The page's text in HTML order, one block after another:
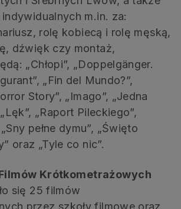
m.in. za:
rolę kobiecą i rolę męską,
dźwięk czy montaż,
„Chłopi”, „Doppelgänger.
„Fin del Mundo?”,
Story”, „Imago”, „Jedna
„Raport Pileckiego”,
pełne dymu”, „Święto
oraz „Tyle co nic”.
Krótkometrażowych
się 25 filmów
przez szkoły filmowe oraz